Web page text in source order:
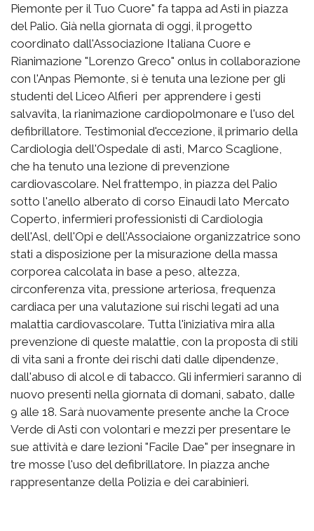
Piemonte per il Tuo Cuore" fa tappa ad Asti in piazza
del Palio. Già nella giornata di oggi, il progetto
coordinato dall'Associazione Italiana Cuore e
Rianimazione "Lorenzo Greco" onlus in collaborazione
con l'Anpas Piemonte, si è tenuta una lezione per gli
studenti del Liceo Alfieri per apprendere i gesti
salvavita, la rianimazione cardiopolmonare e l'uso del
defibrillatore. Testimonial d'eccezione, il primario della
Cardiologia dell'Ospedale di asti, Marco Scaglione,
che ha tenuto una lezione di prevenzione
cardiovascolare. Nel frattempo, in piazza del Palio
sotto l'anello alberato di corso Einaudi lato Mercato
Coperto, infermieri professionisti di Cardiologia
dell'Asl, dell'Opi e dell'Associaione organizzatrice sono
stati a disposizione per la misurazione della massa
corporea calcolata in base a peso, altezza,
circonferenza vita, pressione arteriosa, frequenza
cardiaca per una valutazione sui rischi legati ad una
malattia cardiovascolare. Tutta l'iniziativa mira alla
prevenzione di queste malattie, con la proposta di stili
di vita sani a fronte dei rischi dati dalle dipendenze,
dall'abuso di alcol e di tabacco. Gli infermieri saranno di
nuovo presenti nella giornata di domani, sabato, dalle
9 alle 18. Sarà nuovamente presente anche la Croce
Verde di Asti con volontari e mezzi per presentare le
sue attività e dare lezioni "Facile Dae" per insegnare in
tre mosse l'uso del defibrillatore. In piazza anche
rappresentanze della Polizia e dei carabinieri.